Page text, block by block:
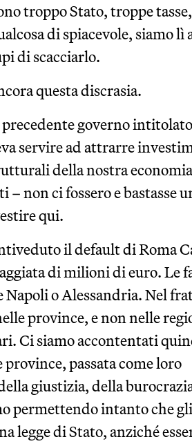
troppo Stato, troppe
di spiacevole, siamo lì
di scacciarlo.
questa discrasia.
governo intitolato
servire ad attrarre
della nostra
non ci fossero e bastasse
qui.
il default di Roma
di milioni di euro. Le
o Alessandria. Nel
province, e non nelle
Ci siamo accontentati
passata come loro
giustizia, della
permettendo intanto che
legge di Stato, anziché